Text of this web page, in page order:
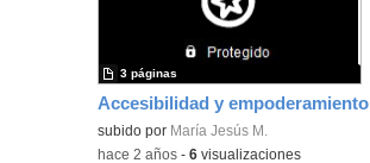
Accesibilidad y empoderamiento
subido por María Jesús M.
3 páginas
-hace 2 años -6 visualizaciones